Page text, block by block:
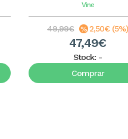
Vine
49,99€ 2,50€ (5%)
47,49€
Stock: -
Comprar